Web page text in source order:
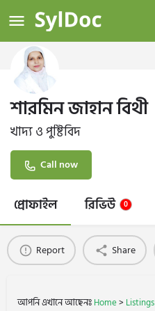
শারমিন জাহান বিথী
খাদ্য ও পুষ্টিবিদ
Call now
প্রোফাইল রিভিউ 0
Report Share
আপনি এখানে আছেনঃHome> Listings